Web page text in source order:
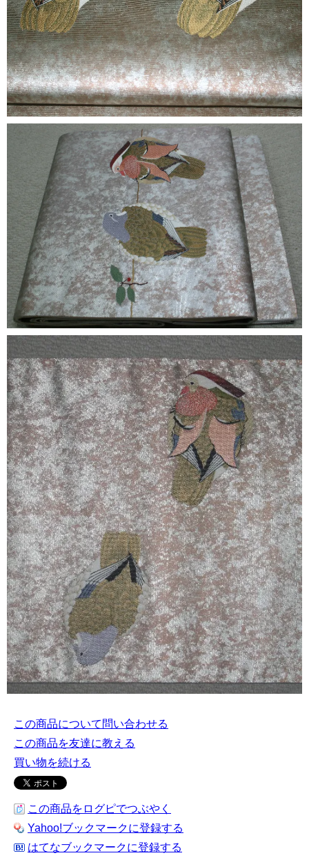
この商品について問い合わせる
この商品を友達に教える
買い物を続ける
この商品をログピでつぶやく
Yahoo!ブックマークに登録する
はてなブックマークに登録する